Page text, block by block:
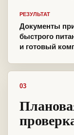
РЕЗУЛЬТАТ
Документы
быстрого
и готовый
03